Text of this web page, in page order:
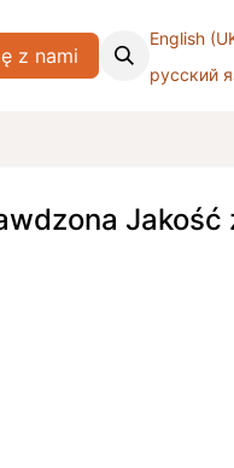
z nami
English
русский
Jakość